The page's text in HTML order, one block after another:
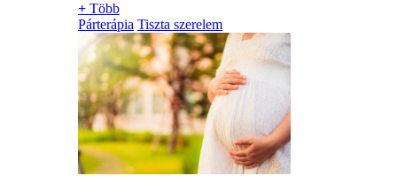
+ Több
Párterápia Tiszta szerelem